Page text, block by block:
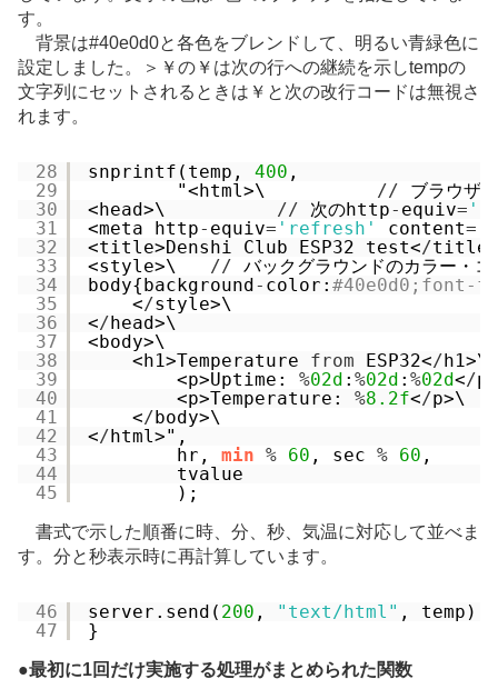
す。
背景は#40e0d0と各色をブレンドして、明るい青緑色に
設定しました。＞￥の￥は次の行への継続を示しtempの
文字列にセットされるときは￥と次の改行コードは無視さ
れます。
28
29
30
31
32
33
34
35
36
37
38
39
40
41
42
43
44
45
snprintf(temp, 400 ,
"<html>\ //
ブラウザ
<head>\ // 次のhttp- equiv=
<meta http- equiv= 'refresh' content=
<title>Denshi Club ESP32 test</
<style>\ // バックグラウンドのカラー・
body{background- color: #40e0d0;font-
</style>\
</head>\
<body>\
<h1>Temperature from ESP32</h1>\
<p>Uptime: %02d : %02d : %02d</
<p>Temperature: %8.2f</p>\
</body>\
</html>",
hr, min % 60 , sec % 60 ,
tvalue
);
書式で示した順番に時、分、秒、気温に対応して並べま
す。分と秒表示時に再計算しています。
46
47
server.send( 200 , "text/html" ,
}
●最初に1回だけ実施する処理がまとめられた関数